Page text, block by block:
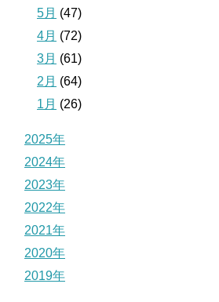
5月 (47)
4月 (72)
3月 (61)
2月 (64)
1月 (26)
2025年
2024年
2023年
2022年
2021年
2020年
2019年